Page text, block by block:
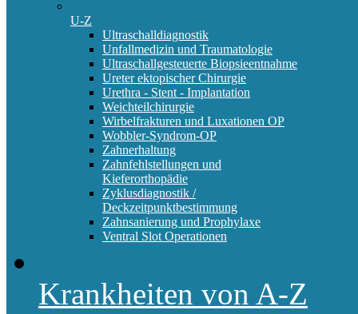
U-Z
Ultraschalldiagnostik
Unfallmedizin und Traumatologie
Ultraschallgesteuerte Biopsieentnahme
Ureter ektopischer Chirurgie
Urethra - Stent - Implantation
Weichteilchirurgie
Wirbelfrakturen und Luxationen OP
Wobbler-Syndrom-OP
Zahnerhaltung
Zahnfehlstellungen und
Kieferorthopädie
Zyklusdiagnostik /
Deckzeitpunktbestimmung
Zahnsanierung und Prophylaxe
Ventral Slot Operationen
Krankheiten von A-Z